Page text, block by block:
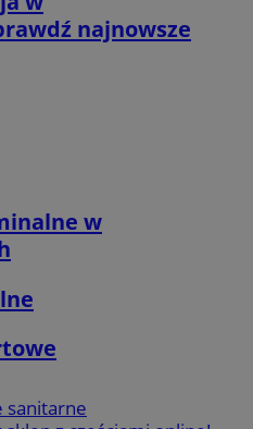
najnowsze
w
sanitarne